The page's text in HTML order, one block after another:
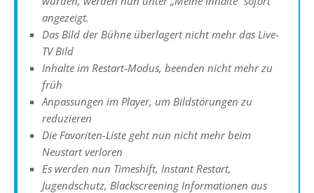
angezeigt.
Das Bild der Bühne überlagert nicht mehr das Live-
TV Bild
Inhalte im Restart-Modus, beenden nicht mehr zu
früh
Anpassungen im Player, um Bildstörungen zu
reduzieren
Die Favoriten-Liste geht nun nicht mehr beim
Neustart verloren
Es werden nun Timeshift, Instant Restart,
Jugendschutz, Blackscreening Informationen aus